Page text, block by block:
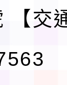
【交